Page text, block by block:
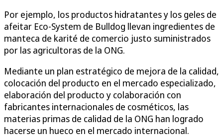
Por ejemplo, los productos hidratantes y los geles de
afeitar Eco-System de Bulldog llevan ingredientes de
manteca de karité de comercio justo suministrados
por las agricultoras de la ONG.
Mediante un plan estratégico de mejora de la calidad,
colocación del producto en el mercado especializado,
elaboración del producto y colaboración con
fabricantes internacionales de cosméticos, las
materias primas de calidad de la ONG han logrado
hacerse un hueco en el mercado internacional.